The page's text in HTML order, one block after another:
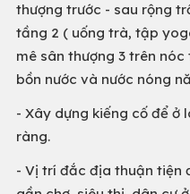
thượng trước - sau rộng
tầng 2 ( uống trà, tập
mê sân thượng 3 trên
bồn nước và nước nóng
- Xây dựng kiếng cố để ở
ràng.
- Vị trí đắc địa thuận tiện